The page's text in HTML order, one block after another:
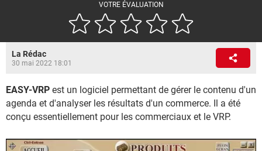
VOTRE ÉVALUATION
La Rédac
30 mai 2022 18:01
EASY-VRP est un logiciel permettant de gérer le contenu d'un
agenda et d'analyser les résultats d'un commerce. Il a été
conçu essentiellement pour les commerciaux et le VRP.